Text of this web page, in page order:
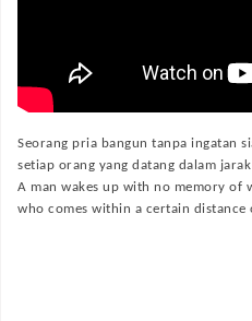
Seorang pria bangun tanpa ingatan
setiap orang yang datang dalam
A man wakes up with no memory of
who comes within a certain distance